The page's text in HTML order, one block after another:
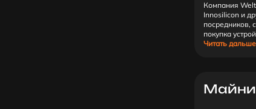
Компания
Innosilicon и
посредников,
покупка
Читать дальше